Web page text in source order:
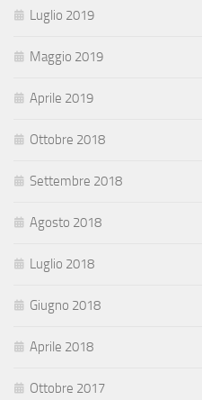
Luglio 2019
Maggio 2019
Aprile 2019
Ottobre 2018
Settembre 2018
Agosto 2018
Luglio 2018
Giugno 2018
Aprile 2018
Ottobre 2017